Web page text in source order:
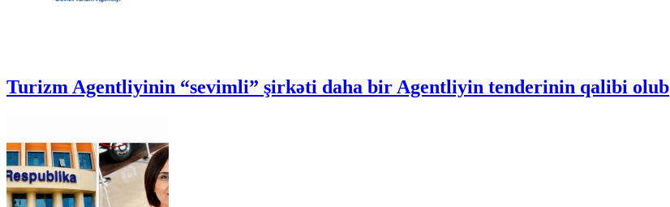
Turizm Agentliyinin “sevimli” şirkəti daha bir Agentliyin tenderinin qalibi olub